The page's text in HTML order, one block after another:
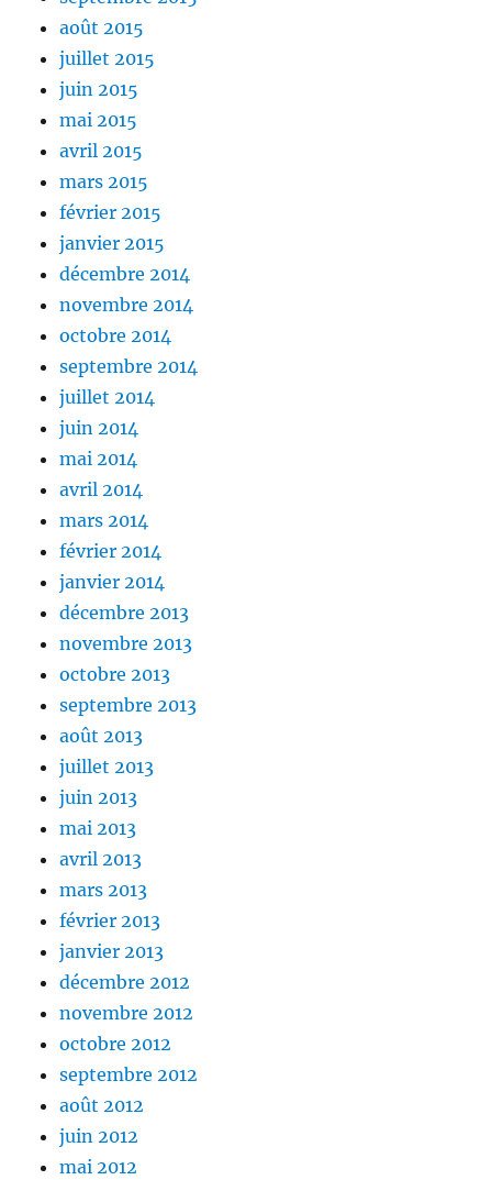
août 2015
juillet 2015
juin 2015
mai 2015
avril 2015
mars 2015
février 2015
janvier 2015
décembre 2014
novembre 2014
octobre 2014
septembre 2014
juillet 2014
juin 2014
mai 2014
avril 2014
mars 2014
février 2014
janvier 2014
décembre 2013
novembre 2013
octobre 2013
septembre 2013
août 2013
juillet 2013
juin 2013
mai 2013
avril 2013
mars 2013
février 2013
janvier 2013
décembre 2012
novembre 2012
octobre 2012
septembre 2012
août 2012
juin 2012
mai 2012